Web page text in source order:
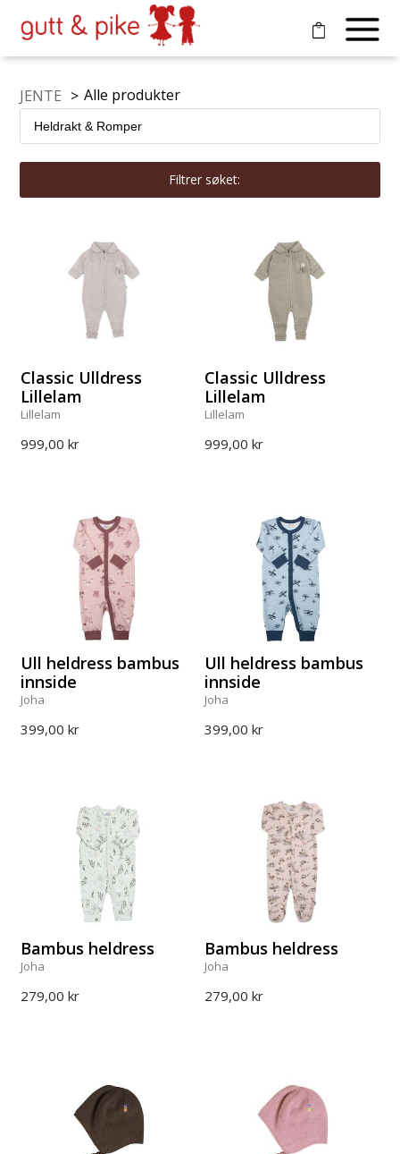
JENTE > Alle produkter
Filtrer søket:
Classic Ulldress
Lillelam
Lillelam
999,00 kr
Classic Ulldress
Lillelam
Lillelam
999,00 kr
Ull heldress bambus
innside
Joha
399,00 kr
Ull heldress bambus
innside
Joha
399,00 kr
Bambus heldress
Joha
279,00 kr
Bambus heldress
Joha
279,00 kr